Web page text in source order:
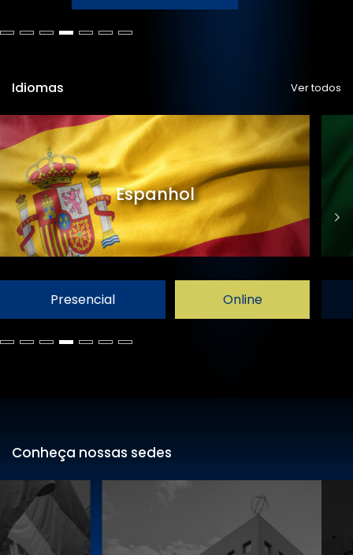
Idiomas Ver todos
Espanhol
Presencial Online
Conheça nossas sedes